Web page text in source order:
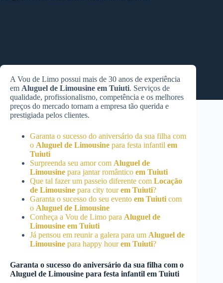
A Vou de Limo possui mais de 30 anos de experiência
em Aluguel de Limousine em Tuiuti. Serviços de
qualidade, profissionalismo, competência e os melhores
preços do mercado tornam a empresa tão querida e
prestigiada pelos clientes.
Garanta o sucesso do aniversário da sua filha com
o Aluguel de Limousine para festa infantil em
Tuiuti
Surpreenda seu amor com Aluguel de
Limousine para jantar romântico em Tuiuti
Que tal fazer um passeio diferente com Locação
de Limousine para city tourem Tuiuti?
Garanta o sucesso do seu evento em Tuiuti com
o Aluguel de Limousine
Conheça a Vou de Limo para Aluguel de
Limousine em Tuiuti
Já pensou em reunir a galera para um Aluguel de
Limousine para happy hourem Tuiuti?
Garanta o sucesso do aniversário da sua filha com o
Aluguel de Limousine para festa infantil em Tuiuti